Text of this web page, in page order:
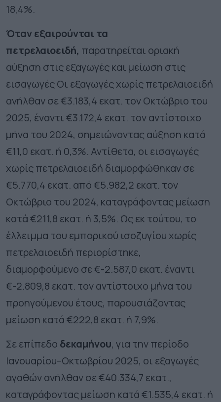
18,4%.
Όταν εξαιρούνται τα
πετρελαιοειδή, παρατηρείται οριακή
αύξηση στις εξαγωγές και μείωση στις
εισαγωγές Οι εξαγωγές χωρίς πετρελαιοειδή
ανήλθαν σε €3.183,4 εκατ. τον Οκτώβριο του
2025, έναντι €3.172,4 εκατ. τον αντίστοιχο
μήνα του 2024, σημειώνοντας αύξηση κατά
€11,0 εκατ. ή 0,3%. Αντίθετα, οι εισαγωγές
χωρίς πετρελαιοειδή διαμορφώθηκαν σε
€5.770,4 εκατ. από €5.982,2 εκατ. τον
Οκτώβριο του 2024, καταγράφοντας μείωση
κατά €211,8 εκατ. ή 3,5%. Ως εκ τούτου, το
έλλειμμα του εμπορικού ισοζυγίου χωρίς
πετρελαιοειδή περιορίστηκε,
διαμορφούμενο σε €-2.587,0 εκατ. έναντι
€-2.809,8 εκατ. τον αντίστοιχο μήνα του
προηγούμενου έτους, παρουσιάζοντας
μείωση κατά €222,8 εκατ. ή 7,9%.
Σε επίπεδο δεκαμήνου, για την περίοδο
Ιανουαρίου–Οκτωβρίου 2025, οι εξαγωγές
αγαθών ανήλθαν σε €40.334,7 εκατ.,
καταγράφοντας μείωση κατά €1.535,4 εκατ. ή